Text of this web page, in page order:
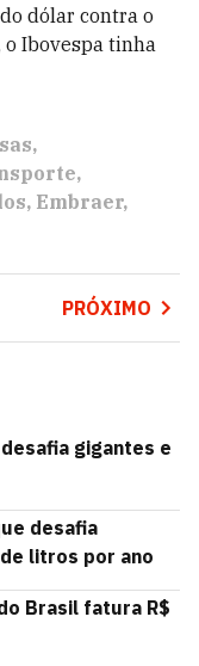
dólar contra o
o Ibovespa tinha
Embraer
PRÓXIMO
gigantes e
desafia
litros por ano
Brasil fatura R$